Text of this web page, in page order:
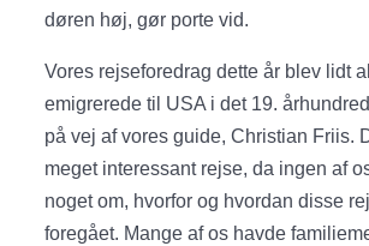
døren høj, gør porte vid.
Vores rejseforedrag dette år blev lidt
emigrerede til USA i det 19.
på vej af vores guide, Christian Friis.
meget interessant rejse, da ingen af
noget om, hvorfor og hvordan disse
foregået. Mange af os havde